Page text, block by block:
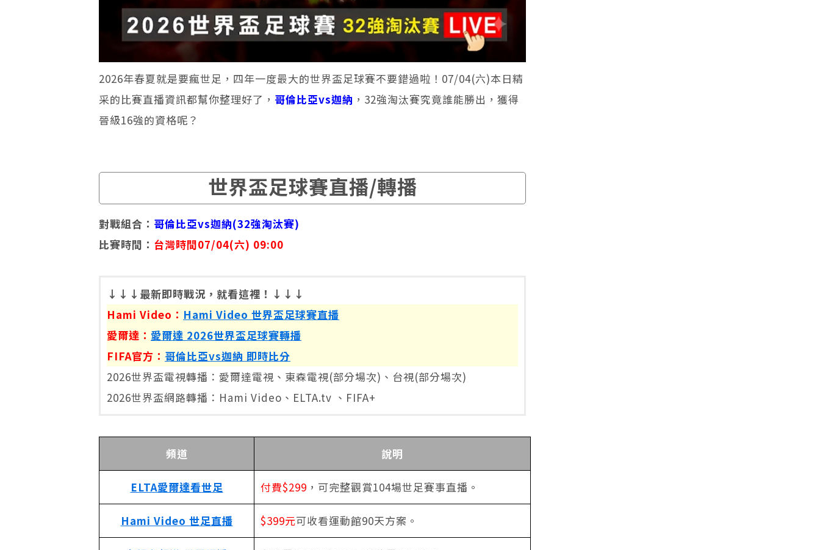
2026年春夏就是要瘋世足，四年一度最大的世界盃足球賽不要錯過啦！07/04(六)本日精
采的比賽直播資訊都幫你整理好了， 哥倫比亞vs迦納 ，32強淘汰賽究竟誰能勝出，獲得
晉級16強的資格呢？
世界盃足球賽直播/轉播
對戰組合： 哥倫比亞vs迦納(32強淘汰賽)
比賽時間： 台灣時間07/04(六) 09:00
↓↓↓最新即時戰況，就看這裡！↓↓↓
Hami Video： Hami Video 世界盃足球賽直播
愛爾達： 愛爾達 2026世界盃足球賽轉播
FIFA官方： 哥倫比亞vs迦納 即時比分
2026世界盃電視轉播：愛爾達電視、東森電視(部分場次)、台視(部分場次)
2026世界盃網路轉播：Hami Video、ELTA.tv 、FIFA+
頻道 說明
ELTA愛爾達看世足 付費$299 ，可完整觀賞104場世足賽事直播。
Hami Video 世足直播 $399元可收看運動館90天方案。